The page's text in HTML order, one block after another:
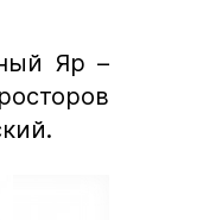
Яр –